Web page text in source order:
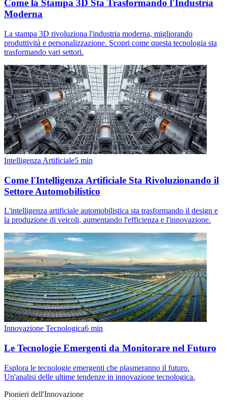
Come la Stampa 3D Sta Trasformando l'Industria
Moderna
La stampa 3D rivoluziona l'industria moderna, migliorando
produttività e personalizzazione. Scopri come questa tecnologia sta
trasformando vari settori.
Intelligenza Artificiale5 min
Come l'Intelligenza Artificiale Sta Rivoluzionando il
Settore Automobilistico
L'intelligenza artificiale automobilistica sta trasformando il design e
la produzione di veicoli, aumentando l'efficienza e l'innovazione.
Innovazione Tecnologica6 min
Le Tecnologie Emergenti da Monitorare nel Futuro
Esplora le tecnologie emergenti che plasmeranno il futuro.
Un'analisi delle ultime tendenze in innovazione tecnologica.
Pionieri dell'Innovazione